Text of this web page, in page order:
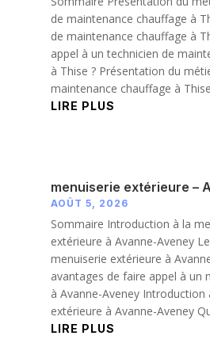
de maintenance chauffage à
de maintenance chauffage à
appel à un technicien de
à Thise ? Présentation du
maintenance chauffage à
LIRE PLUS
menuiserie extérieure –
AOÛT 5, 2026
Sommaire Introduction à la
extérieure à Avanne-Aveney
menuiserie extérieure à
avantages de faire appel à un
à Avanne-Aveney Introduction
extérieure à Avanne-Aveney
LIRE PLUS